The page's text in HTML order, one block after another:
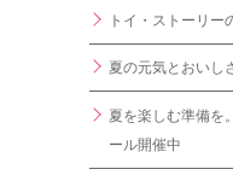
トイ・ストーリー
夏の元気とおいし
夏を楽しむ準備を
ール開催中